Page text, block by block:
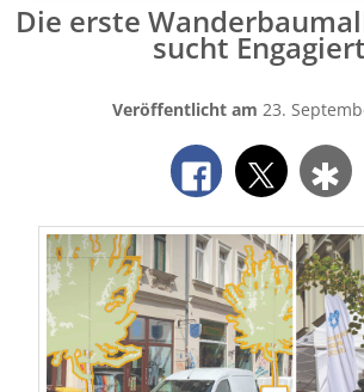
Die erste
sucht
Veröffentlicht am 23.